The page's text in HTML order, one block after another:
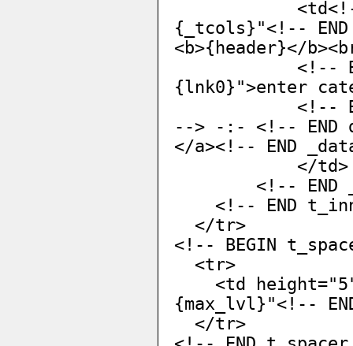
<td<!--
{_tcols}"<!--
<b>{header}</
<!-- BEGIN
{lnk0}">enter
<!-- BEGIN
--> -:- <!-- END
</a><!-- END
</td>
<!-- END
<!-- END
</tr>
<!-- BEGIN
<tr>
<td
{max_lvl}"<!--
</tr>